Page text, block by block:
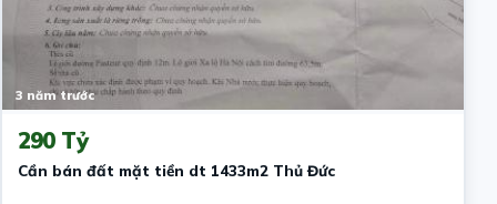
3 năm trước
290 Tỷ
Cần bán đất mặt tiền dt 1433m2 Thủ Đức